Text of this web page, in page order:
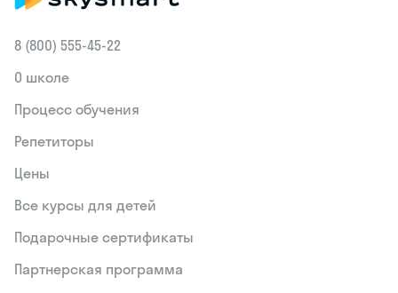
8 (800) 555‑45-22
О школе
Процесс обучения
Репетиторы
Цены
Все курсы для детей
Подарочные сертификаты
Партнерская программа